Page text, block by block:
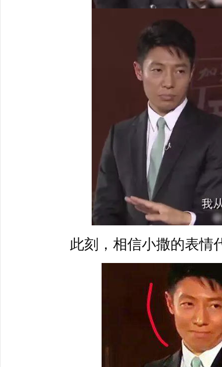
此刻，相信小撒的表情